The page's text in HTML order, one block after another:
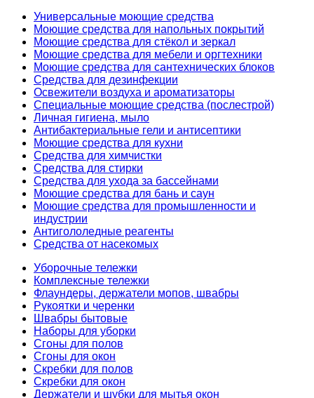
Универсальные моющие средства
Моющие средства для напольных покрытий
Моющие средства для стёкол и зеркал
Моющие средства для мебели и оргтехники
Моющие средства для сантехнических блоков
Средства для дезинфекции
Освежители воздуха и ароматизаторы
Специальные моющие средства (послестрой)
Личная гигиена, мыло
Антибактериальные гели и антисептики
Моющие средства для кухни
Средства для химчистки
Средства для стирки
Средства для ухода за бассейнами
Моющие средства для бань и саун
Моющие средства для промышленности и
индустрии
Антигололедные реагенты
Средства от насекомых
Уборочные тележки
Комплексные тележки
Флаундеры, держатели мопов, швабры
Рукоятки и черенки
Швабры бытовые
Наборы для уборки
Сгоны для полов
Сгоны для окон
Скребки для полов
Скребки для окон
Держатели и шубки для мытья окон